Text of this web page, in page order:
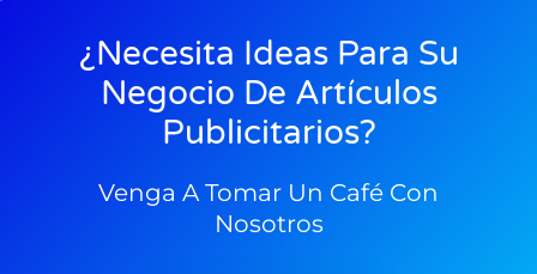
¿Necesita Ideas Para Su
Negocio De Artículos
Publicitarios?
Venga A Tomar Un Café Con
Nosotros